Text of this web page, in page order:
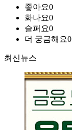
좋아요0
화나요0
슬퍼요0
더 궁금해요0
최신뉴스